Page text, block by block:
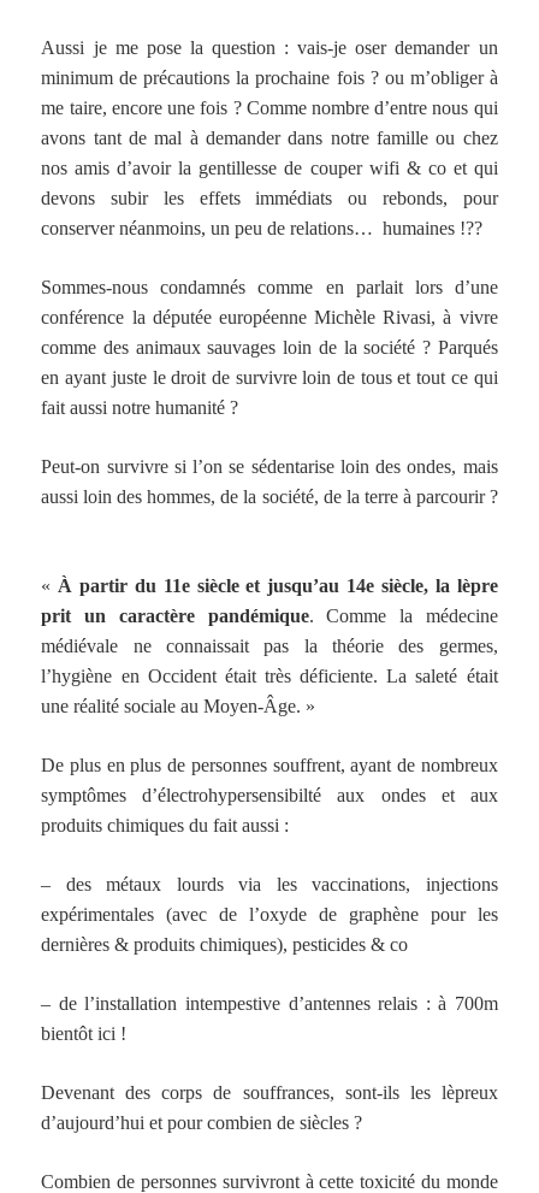
Aussi je me pose la question : vais-je oser demander un
minimum de précautions la prochaine fois ? ou m’obliger à
me taire, encore une fois ? Comme nombre d’entre nous qui
avons tant de mal à demander dans notre famille ou chez
nos amis d’avoir la gentillesse de couper wifi & co et qui
devons subir les effets immédiats ou rebonds, pour
conserver néanmoins, un peu de relations… humaines !??
Sommes-nous condamnés comme en parlait lors d’une
conférence la députée européenne Michèle Rivasi, à vivre
comme des animaux sauvages loin de la société ? Parqués
en ayant juste le droit de survivre loin de tous et tout ce qui
fait aussi notre humanité ?
Peut-on survivre si l’on se sédentarise loin des ondes, mais
aussi loin des hommes, de la société, de la terre à parcourir ?
« À partir du 11e siècle et jusqu’au 14e siècle, la lèpre
prit un caractère pandémique. Comme la médecine
médiévale ne connaissait pas la théorie des germes,
l’hygiène en Occident était très déficiente. La saleté était
une réalité sociale au Moyen-Âge. »
De plus en plus de personnes souffrent, ayant de nombreux
symptômes d’électrohypersensibilté aux ondes et aux
produits chimiques du fait aussi :
– des métaux lourds via les vaccinations, injections
expérimentales (avec de l’oxyde de graphène pour les
dernières & produits chimiques), pesticides & co
– de l’installation intempestive d’antennes relais : à 700m
bientôt ici !
Devenant des corps de souffrances, sont-ils les lèpreux
d’aujourd’hui et pour combien de siècles ?
Combien de personnes survivront à cette toxicité du monde